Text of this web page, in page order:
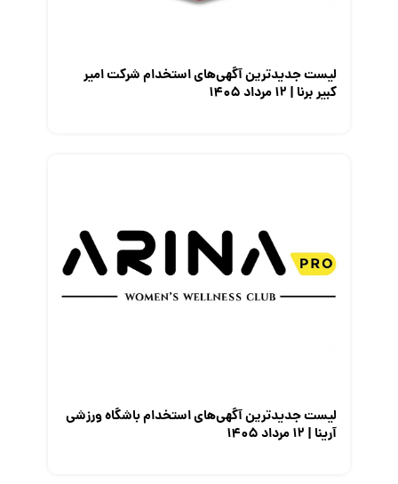
لیست جدیدترین آگهی‌های استخدام شرکت امیر
کبیر برنا | ۱۲ مرداد ۱۴۰۵
لیست جدیدترین آگهی‌های استخدام باشگاه ورزشی
آرینا | ۱۲ مرداد ۱۴۰۵